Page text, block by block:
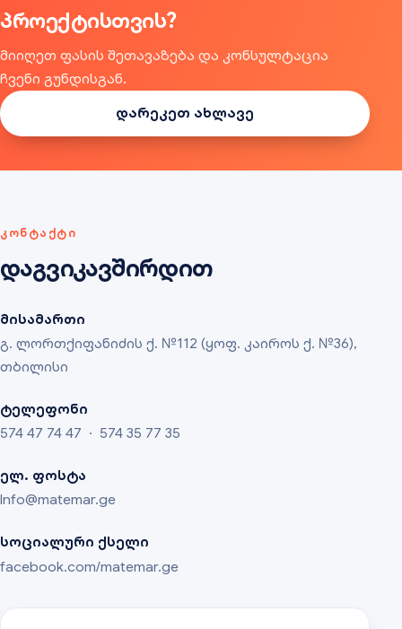
პროექტისთვის?
მიიღეთ ფასის შეთავაზება და კონსულტაცია
ჩვენი გუნდისგან.
დარეკეთ ახლავე
ᲙᲝᲜᲢᲐᲥᲢᲘ
დაგვიკავშირდით
მისამართი
გ. ლორთქიფანიძის ქ. №112 (ყოფ. კაიროს ქ. №36),
თბილისი
ტელეფონი
574 47 74 47 · 574 35 77 35
ელ. ფოსტა
Info@matemar.ge
სოციალური ქსელი
facebook.com/matemar.ge